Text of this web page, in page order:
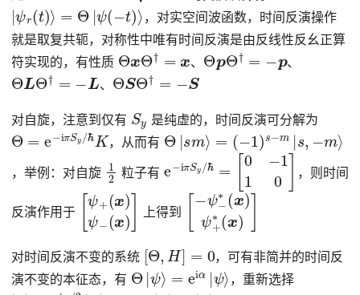
| ψ (t)⟩ |ψ −t ⟩
，对实空间波函数，时间反演操作
就是取复共轭，对称性中唯有时间反演是由反线性反幺正算
符实现的，有性质 ΘxΘ† =x 、 Θp Θ† =− p 、
ΘLΘ† =− L 、 Θ SΘ†
对自旋，注意到仅有 Sy 是纯虚的，时间反演可分解为
Θ= e− πSy/
ℏK ，从而有 Θ|s m⟩
(−1 ) s− m|s,
−m ⟩
，举例：对自旋 12 粒子有 −iπ Sy
−1 10 ，则时间
反演作用于 ψ+
x)ψ−
x)] 上得到 −ψ−∗(x)
对时间反演不变的系统 [Θ H]=
，可有非简并的时间反
演不变的本征态，有 Θ |ψ⟩ e α|ψ⟩ ，重新选择